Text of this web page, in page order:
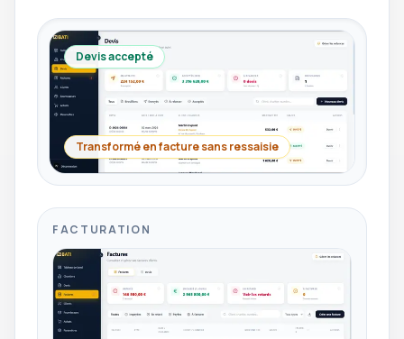
Devis accepté
Transformé en facture sans ressaisie
FACTURATION